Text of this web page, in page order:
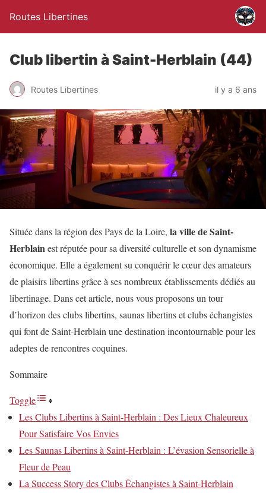
Routes Libertines
Club libertin à Saint-Herblain (44)
Routes Libertines il y a 6 ans
Située dans la région des Pays de la Loire, la ville de Saint-
Herblainest réputée pour sa diversité culturelle et son dynamisme
économique. Elle a également su conquérir le cœur des amateurs
de plaisirs libertins grâce à ses nombreux établissements dédiés au
libertinage. Dans cet article, nous vous proposons un tour
d’horizon des clubs libertins, saunas libertins et clubs échangistes
qui font de Saint-Herblain une destination incontournable pour les
adeptes de rencontres coquines.
Sommaire
Toggle
Les Clubs Libertins à Saint-Herblain : Des Lieux Chaleureux
Pour Satisfaire Vos Envies
Les Saunas Libertins à Saint-Herblain : L’évasion Sensorielle à
Fleur de Peau
La Success Story des Clubs Échangistes à Saint-Herblain